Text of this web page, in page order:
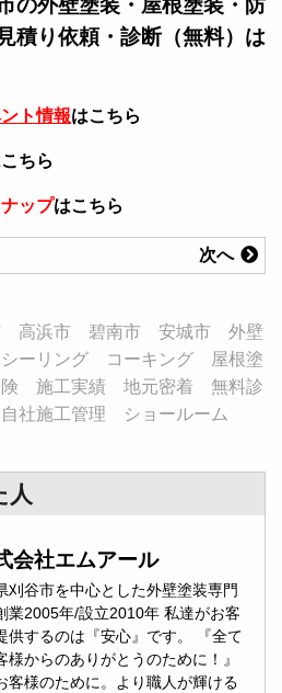
の外壁塗装・屋根塗装・防
積り依頼・診断（無料）は
ト情報はこちら
ちら
ップはこちら
次へ
高浜市 碧南市 安城市 外壁
ーリング コーキング 屋根塗
施工実績 地元密着 無料診
社施工管理 ショールーム
人
会社エムアール
刈谷市を中心とした外壁塗装専門
業2005年/設立2010年 私達がお客
供するのは『安心』です。 『全て
様からのありがとうのために！』
客様のために。より職人が輝ける